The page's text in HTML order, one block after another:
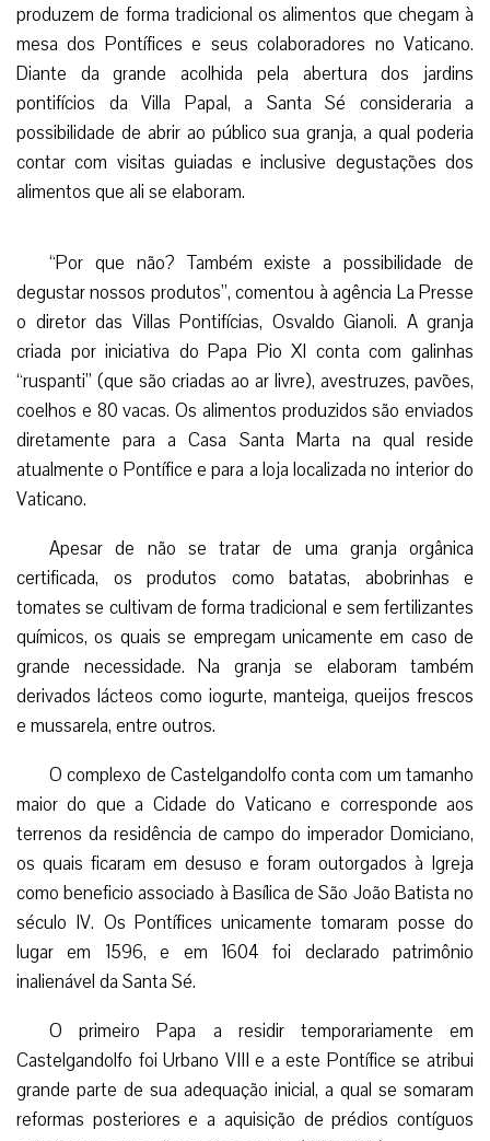
produzem de forma tradicional os alimentos que chegam à
mesa dos Pontífices e seus colaboradores no Vaticano.
Diante da grande acolhida pela abertura dos jardins
pontifícios da Villa Papal, a Santa Sé consideraria a
possibilidade de abrir ao público sua granja, a qual poderia
contar com visitas guiadas e inclusive degustações dos
alimentos que ali se elaboram.
“Por que não? Também existe a possibilidade de
degustar nossos produtos”, comentou à agência La Presse
o diretor das Villas Pontifícias, Osvaldo Gianoli. A granja
criada por iniciativa do Papa Pio XI conta com galinhas
“ruspanti” (que são criadas ao ar livre), avestruzes, pavões,
coelhos e 80 vacas. Os alimentos produzidos são enviados
diretamente para a Casa Santa Marta na qual reside
atualmente o Pontífice e para a loja localizada no interior do
Vaticano.
Apesar de não se tratar de uma granja orgânica
certificada, os produtos como batatas, abobrinhas e
tomates se cultivam de forma tradicional e sem fertilizantes
químicos, os quais se empregam unicamente em caso de
grande necessidade. Na granja se elaboram também
derivados lácteos como iogurte, manteiga, queijos frescos
e mussarela, entre outros.
O complexo de Castelgandolfo conta com um tamanho
maior do que a Cidade do Vaticano e corresponde aos
terrenos da residência de campo do imperador Domiciano,
os quais ficaram em desuso e foram outorgados à Igreja
como beneficio associado à Basílica de São João Batista no
século IV. Os Pontífices unicamente tomaram posse do
lugar em 1596, e em 1604 foi declarado patrimônio
inalienável da Santa Sé.
O primeiro Papa a residir temporariamente em
Castelgandolfo foi Urbano VIII e a este Pontífice se atribui
grande parte de sua adequação inicial, a qual se somaram
reformas posteriores e a aquisição de prédios contíguos